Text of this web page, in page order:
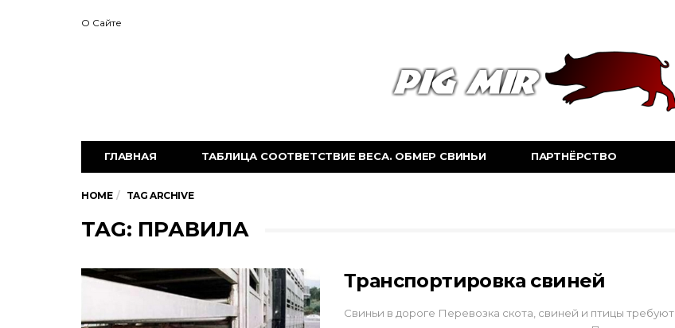
О Сайте
ГЛАВНАЯ ТАБЛИЦА СООТВЕТСТВИЕ ВЕСА. ОБМЕР СВИНЬИ ПАРТНЁРСТВО
HOME TAG ARCHIVE
TAG: ПРАВИЛА
Транспортировка свиней
Свиньи в дороге Перевозка скота, свиней и птицы требуют